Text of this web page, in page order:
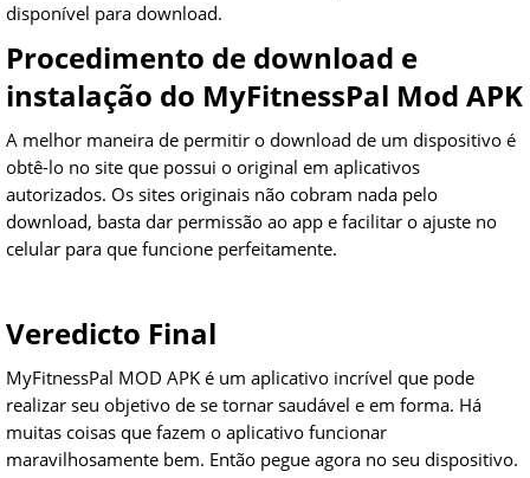
disponível para download.
Procedimento de download e
instalação do MyFitnessPal Mod APK
A melhor maneira de permitir o download de um dispositivo é
obtê-lo no site que possui o original em aplicativos
autorizados. Os sites originais não cobram nada pelo
download, basta dar permissão ao app e facilitar o ajuste no
celular para que funcione perfeitamente.
Veredicto Final
MyFitnessPal MOD APK é um aplicativo incrível que pode
realizar seu objetivo de se tornar saudável e em forma. Há
muitas coisas que fazem o aplicativo funcionar
maravilhosamente bem. Então pegue agora no seu dispositivo.